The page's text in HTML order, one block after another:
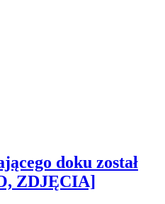
doku został
ZDJĘCIA]